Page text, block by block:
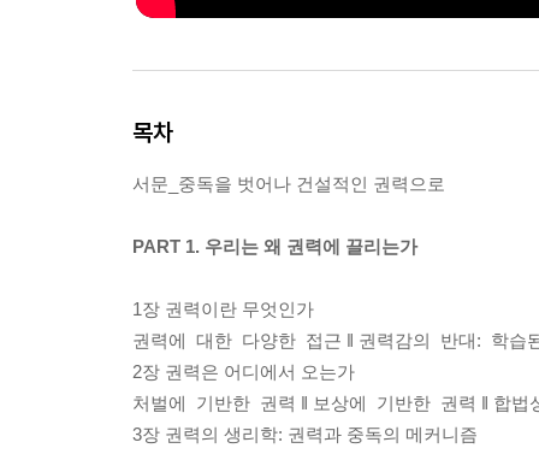
목차
서문_중독을 벗어나 건설적인 권력으로
PART 1. 우리는 왜 권력에 끌리는가
1장 권력이란 무엇인가
권력에 대한 다양한 접근 ‖ 권력감의 반대: 학습
2장 권력은 어디에서 오는가
처벌에 기반한 권력 ‖ 보상에 기반한 권력 ‖ 합
3장 권력의 생리학: 권력과 중독의 메커니즘